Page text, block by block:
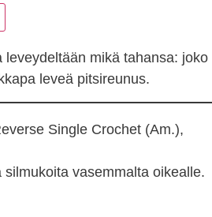
leveydeltään mikä tahansa: joko
leveä pitsireunus.
Single Crochet (Am.),
vasemmalta oikealle.